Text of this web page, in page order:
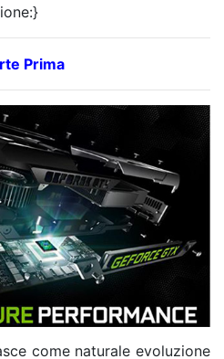
Prima
come naturale evoluzione